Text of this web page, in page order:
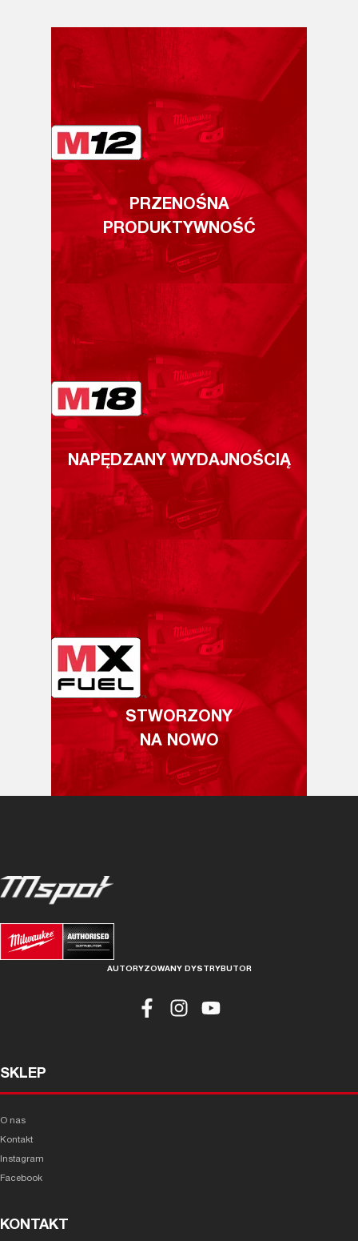
PRZENOŚNA
PRODUKTYWNOŚĆ
NAPĘDZANY WYDAJNOŚCIĄ
STWORZONY
NA NOWO
AUTORYZOWANY DYSTRYBUTOR
SKLEP
O nas
Kontakt
Instagram
Facebook
KONTAKT